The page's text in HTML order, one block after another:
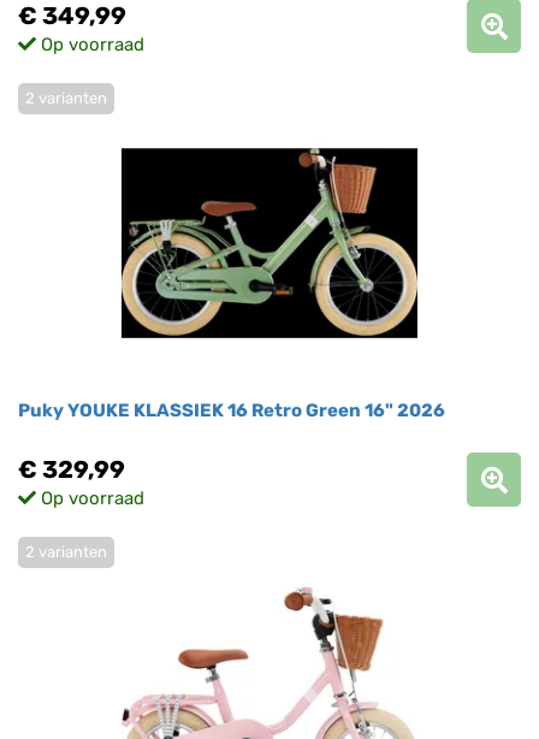
€ 349,99
Op voorraad
Puky YOUKE KLASSIEK 16 Retro Green 16" 2026
2 varianten
€ 329,99
Op voorraad
2 varianten